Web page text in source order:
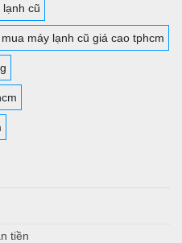
lạnh cũ
mua máy lạnh cũ giá cao tphcm
tiền